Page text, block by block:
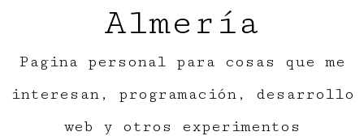
Almería
Pagina personal para cosas que me
interesan, programación, desarrollo
web y otros experimentos